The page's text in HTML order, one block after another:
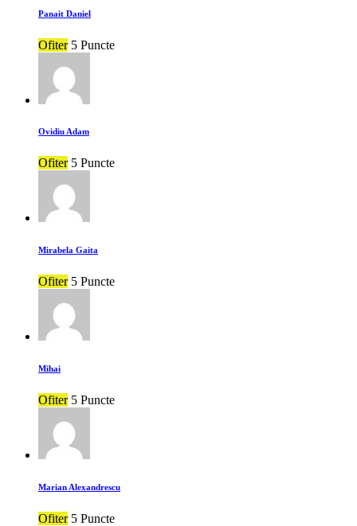
Panait Daniel
Ofiter 5 Puncte
Ovidiu Adam
Ofiter 5 Puncte
Mirabela Gaita
Ofiter 5 Puncte
Mihai
Ofiter 5 Puncte
Marian Alexandrescu
Ofiter 5 Puncte